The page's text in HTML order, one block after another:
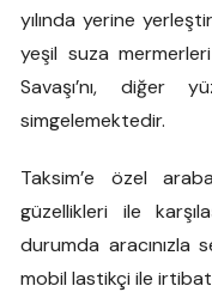
yılında yerine
yeşil suza
Savaşı’nı, diğer
simgelemektedir.
Taksim’e özel
güzellikleri ile
durumda aracınızla
mobil lastikçi ile